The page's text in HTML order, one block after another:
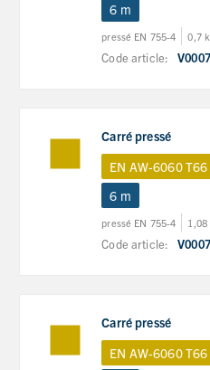
6 m
pressé EN 755-4 0,7
Code article:
Carré pressé
EN AW-6060 T66
6 m
pressé EN 755-4 1,08
Code article:
Carré pressé
EN AW-6060 T66